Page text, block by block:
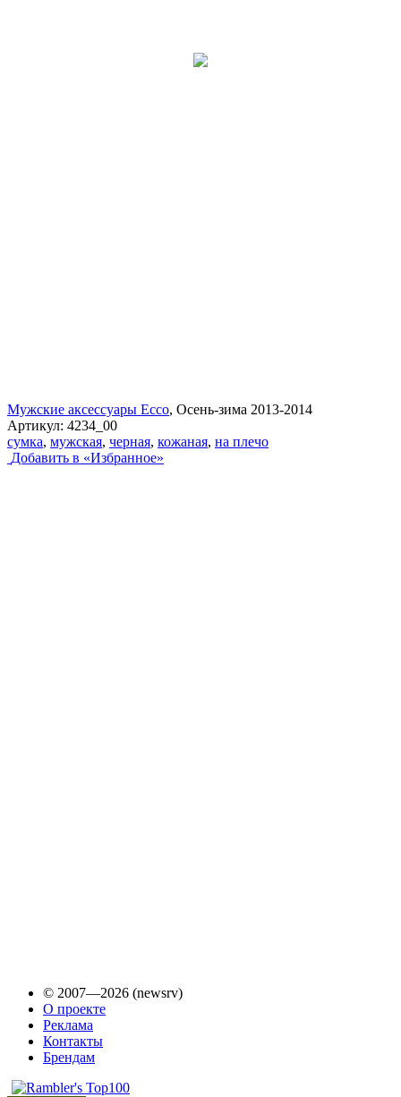
Мужские аксессуары Ecco, Осень-зима 2013-2014
Артикул: 4234_00
сумка, мужская, черная, кожаная, на плечо
Добавить в «Избранное»
© 2007—2026 (newsrv)
О проекте
Реклама
Контакты
Брендам